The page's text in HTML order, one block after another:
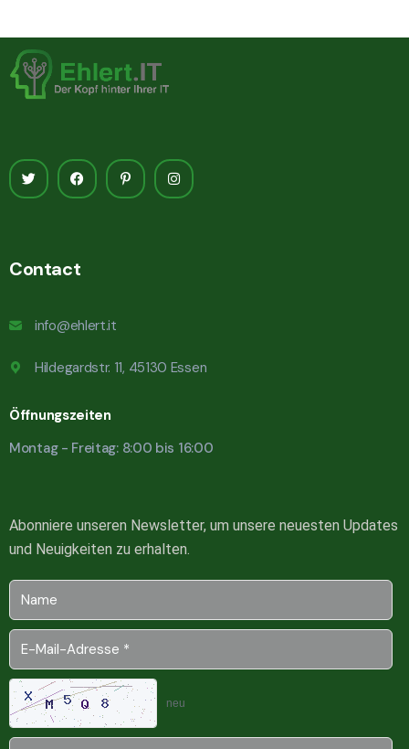
Contact
info@ehlert.it
Hildegardstr. 11, 45130 Essen
Öffnungszeiten
Montag - Freitag: 8:00 bis 16:00
Abonniere unseren Newsletter, um unsere neuesten Updates
und Neuigkeiten zu erhalten.
neu